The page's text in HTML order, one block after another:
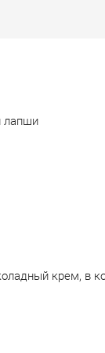
лапши
крем, в